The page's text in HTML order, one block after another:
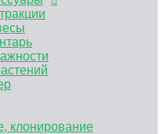
клонирование